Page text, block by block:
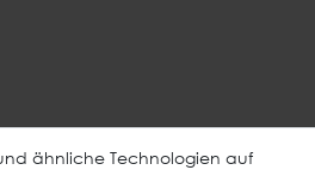
ähnliche Technologien auf